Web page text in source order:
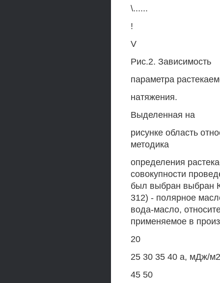
\......
!
V
Рис.2. Зависимость
параметра
натяжения.
Выделенная на
рисунке область
методика
определения
совокупности
был выбран выбран
312) - полярное
вода-масло,
применяемое в
20
25 30 35 40 а, мДж/м2
45 50